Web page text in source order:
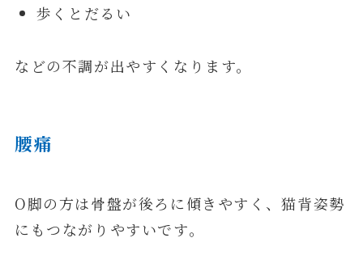
歩くとだるい
などの不調が出やすくなります。
腰痛
O脚の方は骨盤が後ろに傾きやすく、猫背姿勢
にもつながりやすいです。